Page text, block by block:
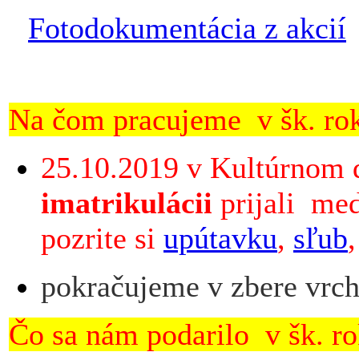
Fotodokumentácia z akcií
Na čom pracujeme v šk.
25.10.2019 v Kultúrnom
imatrikulácii prijali
pozrite si upútavku, sľub
pokračujeme v zbere
Čo sa nám podarilo v šk.